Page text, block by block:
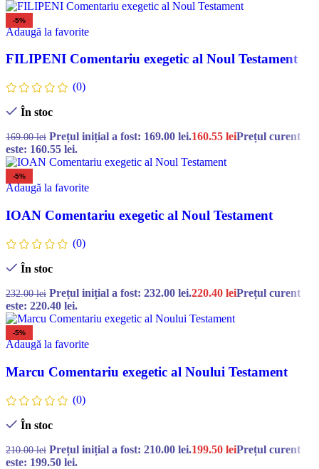
-5%
Adaugă la favorite
FILIPENI Comentariu exegetic al Noul Testament
(0)
În stoc
169.00lei Prețul inițial a fost: 169.00 lei.160.55 leiPrețul curent
este: 160.55 lei.
-5%
Adaugă la favorite
IOAN Comentariu exegetic al Noul Testament
(0)
În stoc
232.00lei Prețul inițial a fost: 232.00 lei.220.40 leiPrețul curent
este: 220.40 lei.
-5%
Adaugă la favorite
Marcu Comentariu exegetic al Noului Testament
(0)
În stoc
210.00lei Prețul inițial a fost: 210.00 lei.199.50 leiPrețul curent
este: 199.50 lei.